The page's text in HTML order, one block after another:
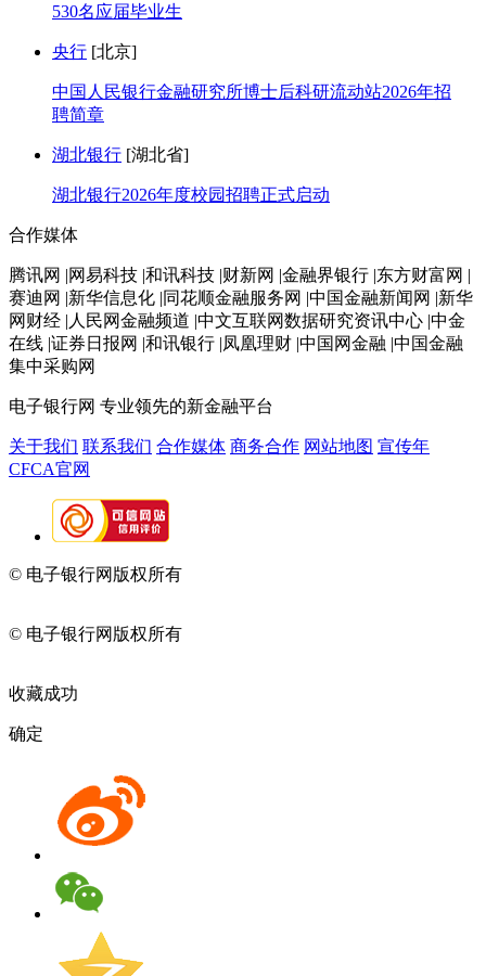
530名应届毕业生
央行 [北京]
中国人民银行金融研究所博士后科研流动站2026年招
聘简章
湖北银行 [湖北省]
湖北银行2026年度校园招聘正式启动
合作媒体
腾讯网 |网易科技 |和讯科技 |财新网 |金融界银行 |东方财富网 |
赛迪网 |新华信息化 |同花顺金融服务网 |中国金融新闻网 |新华
网财经 |人民网金融频道 |中文互联网数据研究资讯中心 |中金
在线 |证券日报网 |和讯银行 |凤凰理财 |中国网金融 |中国金融
集中采购网
电子银行网 专业领先的新金融平台
关于我们 联系我们 合作媒体 商务合作 网站地图 宣传年
CFCA官网
© 电子银行网版权所有
© 电子银行网版权所有
收藏成功
确定